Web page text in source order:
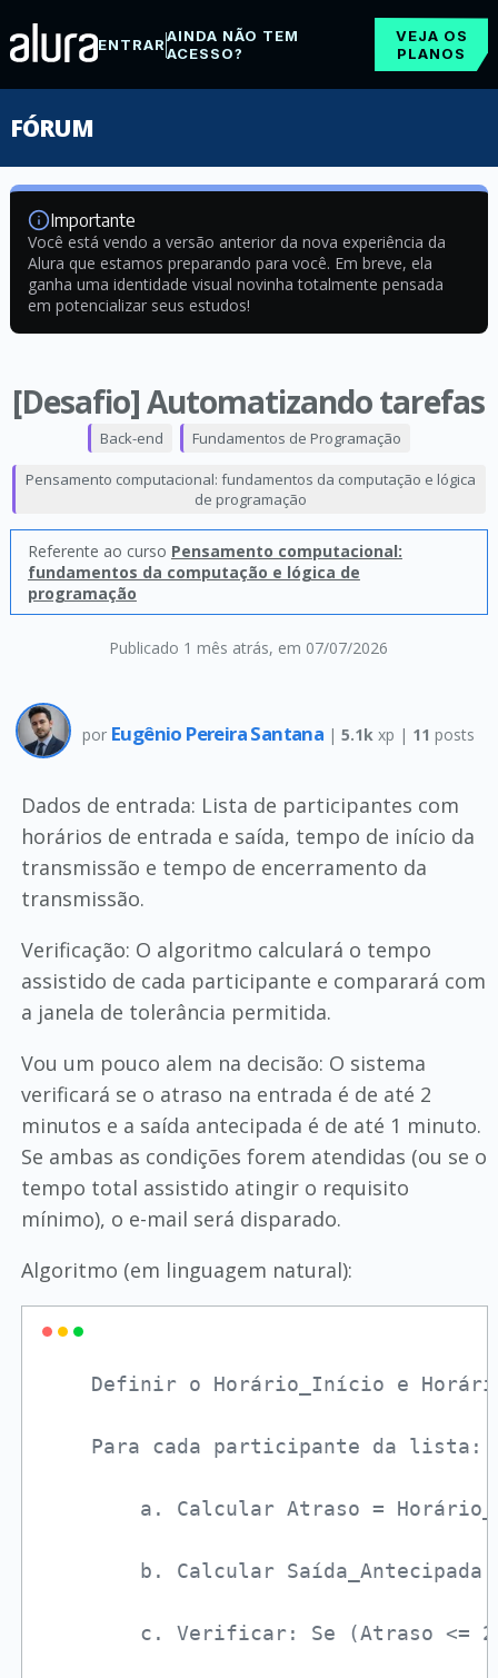
ENTRARAINDA NÃO TEM
ACESSO?
VEJA OS
PLANOS
FÓRUM
Importante
Você está vendo a versão anterior da nova experiência da
Alura que estamos preparando para você. Em breve, ela
ganha uma identidade visual novinha totalmente pensada
em potencializar seus estudos!
[Desafio] Automatizando tarefas
Publicado 1 mês atrás, em 07/07/2026
Back-end Fundamentos de Programação
Pensamento computacional: fundamentos da computação e lógica
de programação
Referente ao curso Pensamento computacional:
fundamentos da computação e lógica de
programação
por Eugênio Pereira Santana | 5.1k xp | 11 posts
Dados de entrada: Lista de participantes com
horários de entrada e saída, tempo de início da
transmissão e tempo de encerramento da
transmissão.
Verificação: O algoritmo calculará o tempo
assistido de cada participante e comparará com
a janela de tolerância permitida.
Vou um pouco alem na decisão: O sistema
verificará se o atraso na entrada é de até 2
minutos e a saída antecipada é de até 1 minuto.
Se ambas as condições forem atendidas (ou se o
tempo total assistido atingir o requisito
mínimo), o e-mail será disparado.
Algoritmo (em linguagem natural):